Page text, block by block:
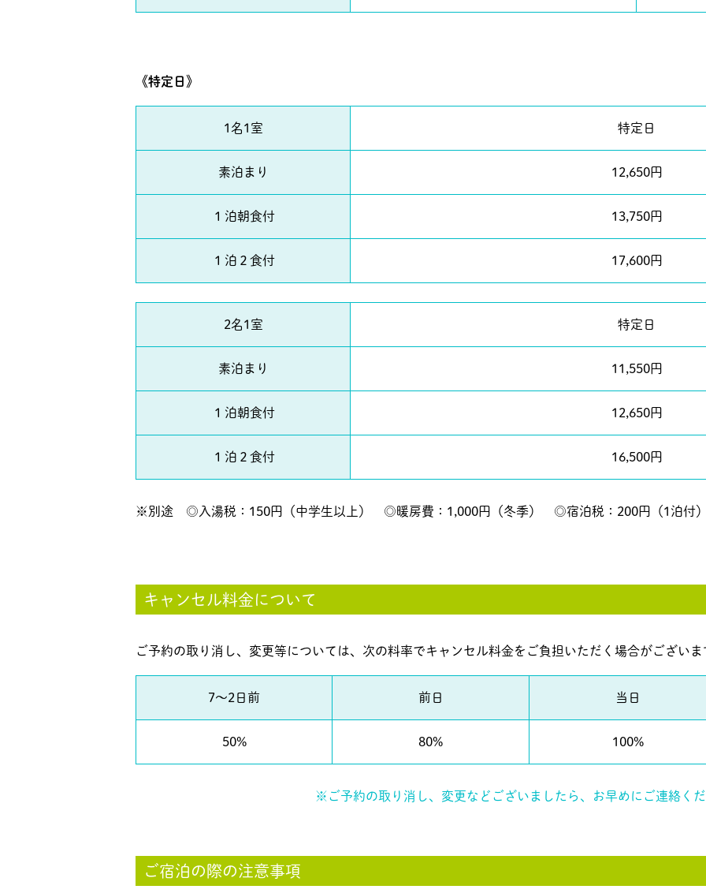
《特定日》
1名1室 特定日
素泊まり 12,650円
１泊朝食付 13,750円
１泊２食付 17,600円
2名1室 特定日
素泊まり 11,550円
１泊朝食付 12,650円
１泊２食付 16,500円
※別途 ◎入湯税：150円（中学生以上） ◎暖房費：1,000円（冬季） ◎宿泊税：200円（1泊付）
キャンセル料金について
ご予約の取り消し、変更等については、次の料率でキャンセル料金をご負担いただく場合がございま
7～2日前 前日 当日
50% 80% 100%
※ご予約の取り消し、変更などございましたら、お早めにご連絡く
ご宿泊の際の注意事項